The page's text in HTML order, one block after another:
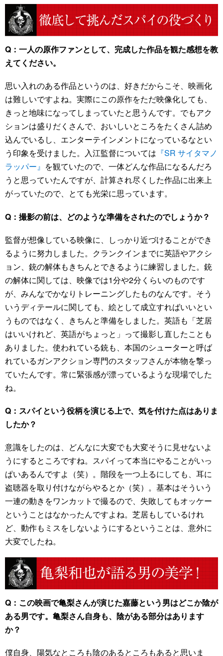
Q：一人の原作ファンとして、完成した作品を観た感想を教
えてください。
思い入れのある作品というのは、好きだからこそ、映画化
は難しいですよね。実際にこの原作をただ映像化しても、
きっと地味になってしまっていたと思うんです。でもアク
ションは盛りだくさんで、おいしいところをたくさん詰め
込んでいるし、エンターテインメントになっているなとい
う印象を受けました。入江監督については 『SR サイタマノ
ラッパー』 を観ていたので、一体どんな作品になるんだろ
うと思っていたんですが、計算され尽くした作品に出来上
がっていたので、とても光栄に思っています。
Q：撮影の前は、どのような準備をされたのでしょうか？
監督が想像している映像に、しっかり近づけることができ
るように努力しました。クランクインまでに英語やアクシ
ョン、銃の解体もきちんとできるように練習しました。銃
の解体に関しては、映像では1分や2分くらいのものです
が、みんなでかなりトレーニングしたものなんです。そう
いうディテールに関しても、絵として成立すればいいとい
うものではなく、きちんと準備をしました。英語も「芝居
はいいけれど、英語がちょっと」って撮影し直したことも
ありました。使われている銃も、本国のシューターと呼ば
れているガンアクション専門のスタッフさんが本物を撃っ
ていたんです。常に緊張感が漂っているような現場でした
ね。
Q：スパイという役柄を演じる上で、気を付けた点はありま
したか？
意識をしたのは、どんなに大変でも大変そうに見せないよ
うにするところですね。スパイって本当にやることがいっ
ぱいあるんですよ（笑）。階段を一つ上るにしても、耳に
盗聴器を取り付けながらやるとか（笑）。基本はそういう
一連の動きをワンカットで撮るので、失敗してもオッケー
ということはなかったんですよね。芝居もしているけれ
ど、動作もミスをしないようにするということは、意外に
大変でしたね。
Q：この映画で亀梨さんが演じた嘉藤という男はどこか陰が
ある男です。亀梨さん自身も、陰がある部分はあります
か？
僕自身、陽気なところも陰のあるところもあると思いま